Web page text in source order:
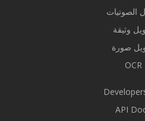
الصوتيات
وثيقة
صورة
OCR
API